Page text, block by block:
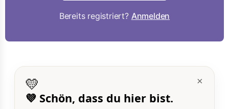
Bereits registriert? Anmelden
×
💛
💜 Schön, dass du hier bist.